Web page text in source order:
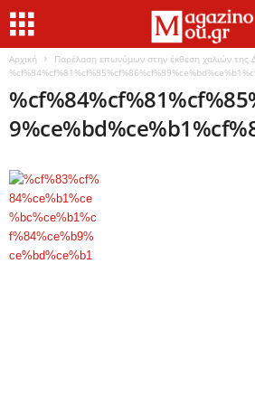
Αρχική
Παρέλαση επωνύμων στην έκθεση χαλιών